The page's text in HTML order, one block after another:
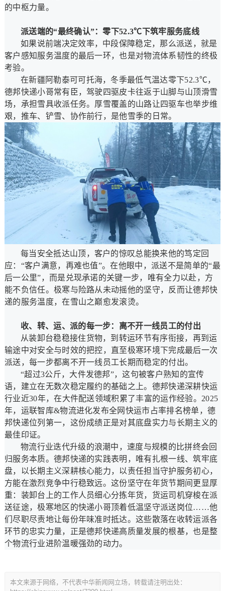
的中枢力量。
派送端的“最终确认”：零下52.3℃下筑牢服务底线
如果说前端决定效率，中段保障稳定，那么派送，就是
客户感知服务温度的最后一环，也是对物流体系韧性的终极
考验。
在新疆阿勒泰可可托海，冬季最低气温达零下52.3℃，
德邦快递小哥常有臣，驾驶四驱皮卡往返于山脚与山顶滑雪
场，承担雪具收派任务。厚雪覆盖的山路让四驱车也举步维
艰，推车、铲雪、协作前行，是他雪季的日常。
每当安全抵达山顶，客户的惊叹总能换来他的笃定回
应：“客户满意，再难也值”。在他眼中，派送不是简单的“最
后一公里”，而是兑现承诺的关键一步，唯有全力以赴，方
能不负信任。极寒与险路从未动摇他的坚守，反而让德邦快
递的服务温度，在雪山之巅愈发滚烫。
收、转、运、派的每一步：离不开一线员工的付出
从装卸台稳稳接住货物，到转运环节有序衔接，再到运
输途中对安全与时效的把控，直至极寒环境下完成最后一次
派送，每一步都离不开一线员工长期而稳定的付出。
“超过3公斤，大件发德邦”，这句被客户熟知的宣传
语，建立在无数次稳定履约的基础之上。德邦快递深耕快运
行业近30年，在大件配送领域积累了丰富的运作经验。2025
年，运联智库&物流进化发布全网快运市占率排名榜单，德
邦快递位列第一，这份成绩正是对其底盘实力与长期主义的
最佳印证。
物流行业迭代升级的浪潮中，速度与规模的比拼终会回
归服务本质。德邦快递的实践表明，唯有扎根一线、筑牢底
盘，以长期主义深耕核心能力，以责任担当守护服务初心，
方能在激烈竞争中行稳致远。这份坚守在年货节期间更显厚
重：装卸台上的工作人员细心分拣年货，货运司机穿梭在派
送征途，极寒地区的快递小哥顶着低温坚守派送岗位……他
们尽职尽责地让每份年味准时抵达。这些散落在收转运派各
环节的忠实力量，正是德邦快递高质量发展的根基，也是整
个物流行业进阶温暖强劲的动力。
本文来源于网络，不代表中华新闻网立场，转载请注明出处：